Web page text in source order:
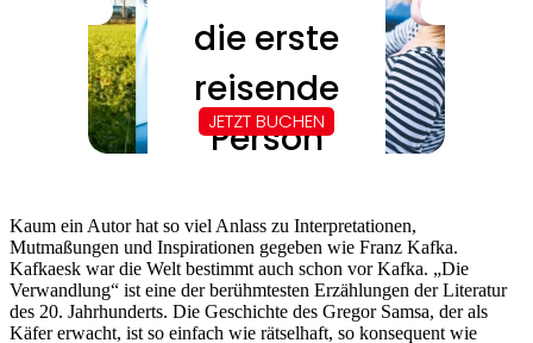
Kaum ein Autor hat so viel Anlass zu Interpretationen,
Mutmaßungen und Inspirationen gegeben wie Franz Kafka.
Kafkaesk war die Welt bestimmt auch schon vor Kafka. „Die
Verwandlung“ ist eine der berühmtesten Erzählungen der Literatur
des 20. Jahrhunderts. Die Geschichte des Gregor Samsa, der als
Käfer erwacht, ist so einfach wie rätselhaft, so konsequent wie